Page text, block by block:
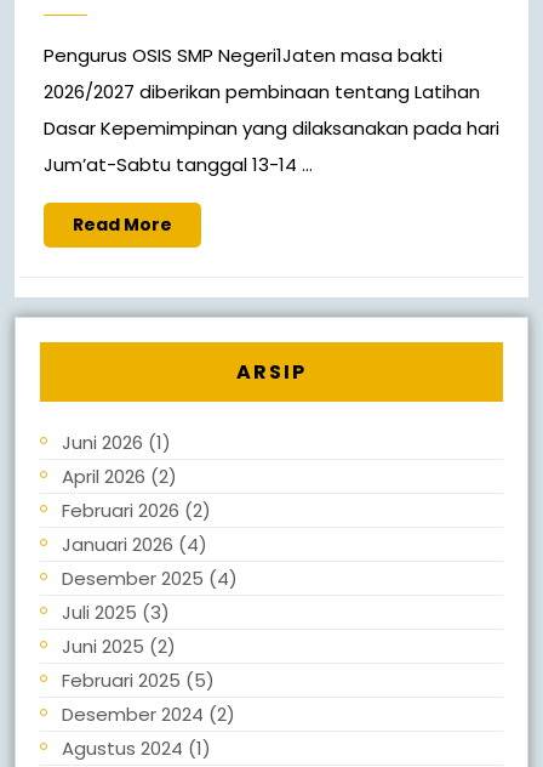
Pengurus OSIS SMP Negeri1Jaten masa bakti
2026/2027 diberikan pembinaan tentang Latihan
Dasar Kepemimpinan yang dilaksanakan pada hari
Jum’at-Sabtu tanggal 13-14 ...
Read More
ARSIP
Juni 2026 (1)
April 2026 (2)
Februari 2026 (2)
Januari 2026 (4)
Desember 2025 (4)
Juli 2025 (3)
Juni 2025 (2)
Februari 2025 (5)
Desember 2024 (2)
Agustus 2024 (1)